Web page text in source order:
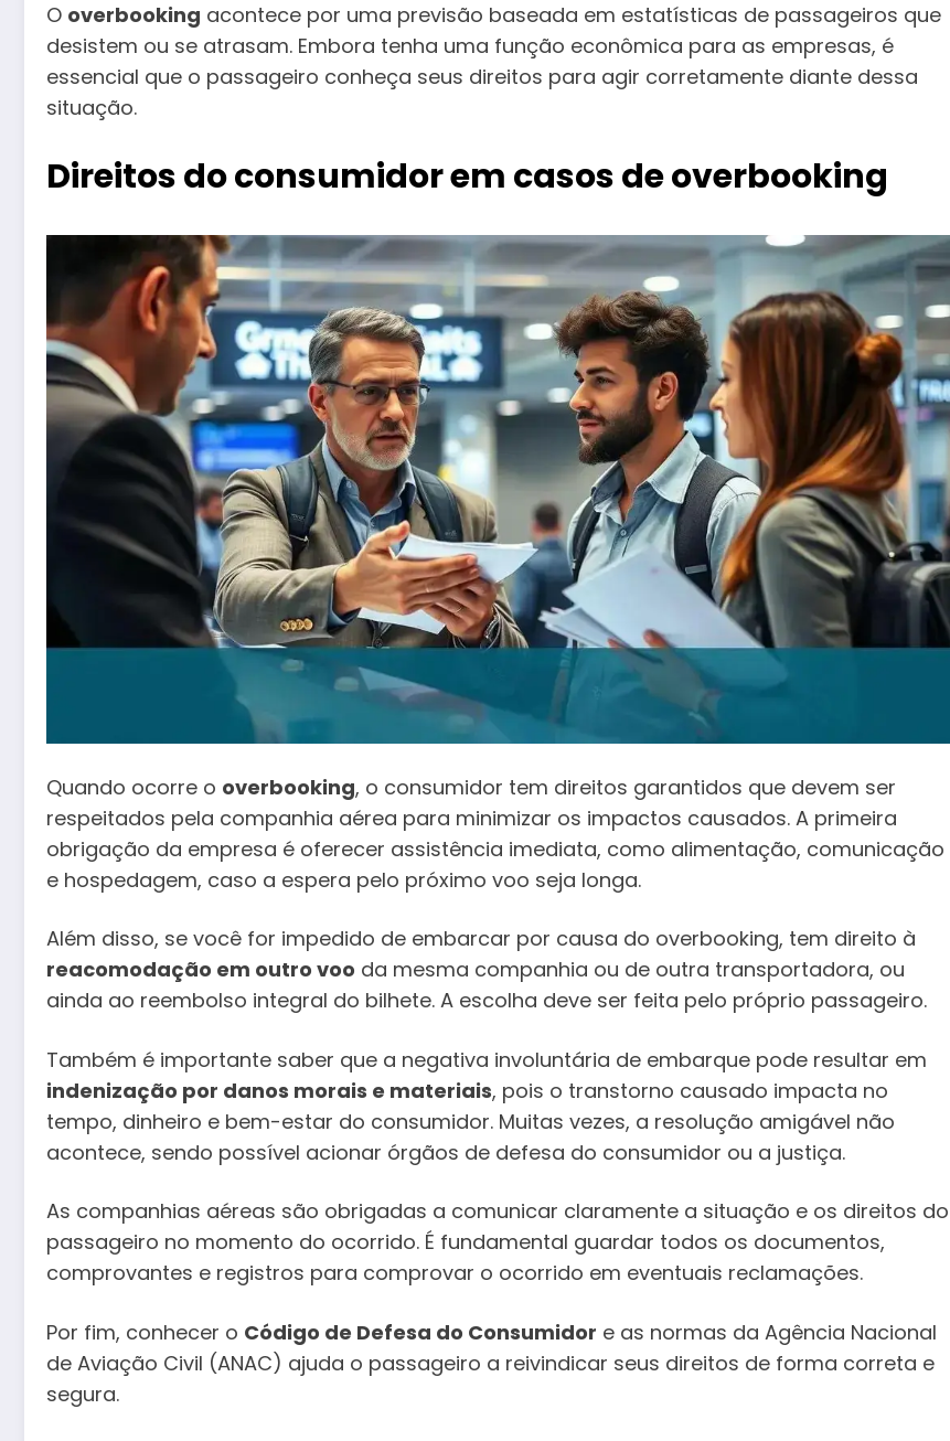
O overbooking acontece por uma previsão baseada em estatísticas de passageiros que
desistem ou se atrasam. Embora tenha uma função econômica para as empresas, é
essencial que o passageiro conheça seus direitos para agir corretamente diante dessa
situação.
Direitos do consumidor em casos de overbooking
Quando ocorre o overbooking, o consumidor tem direitos garantidos que devem ser
respeitados pela companhia aérea para minimizar os impactos causados. A primeira
obrigação da empresa é oferecer assistência imediata, como alimentação, comunicação
e hospedagem, caso a espera pelo próximo voo seja longa.
Além disso, se você for impedido de embarcar por causa do overbooking, tem direito à
reacomodação em outro voo da mesma companhia ou de outra transportadora, ou
ainda ao reembolso integral do bilhete. A escolha deve ser feita pelo próprio passageiro.
Também é importante saber que a negativa involuntária de embarque pode resultar em
indenização por danos morais e materiais, pois o transtorno causado impacta no
tempo, dinheiro e bem-estar do consumidor. Muitas vezes, a resolução amigável não
acontece, sendo possível acionar órgãos de defesa do consumidor ou a justiça.
As companhias aéreas são obrigadas a comunicar claramente a situação e os direitos do
passageiro no momento do ocorrido. É fundamental guardar todos os documentos,
comprovantes e registros para comprovar o ocorrido em eventuais reclamações.
Por fim, conhecer o Código de Defesa do Consumidor e as normas da Agência Nacional
de Aviação Civil (ANAC) ajuda o passageiro a reivindicar seus direitos de forma correta e
segura.